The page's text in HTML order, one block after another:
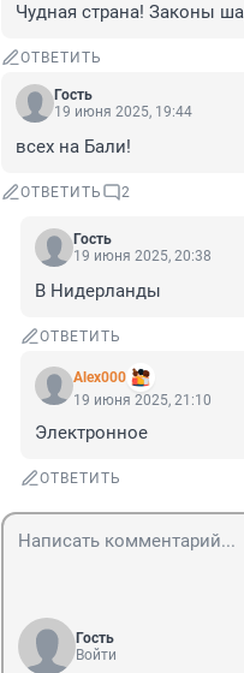
Чудная страна! Законы
ОТВЕТИТЬ
Гость
19 июня 2025, 19:44
всех на Бали!
ОТВЕТИТЬ 2
Гость
19 июня 2025, 20:38
В Нидерланды
ОТВЕТИТЬ
Alex000
19 июня 2025, 21:10
Электронное
ОТВЕТИТЬ
Гость
Войти